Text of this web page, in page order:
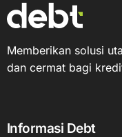
Memberikan solusi
dan cermat bagi
Informasi Debt